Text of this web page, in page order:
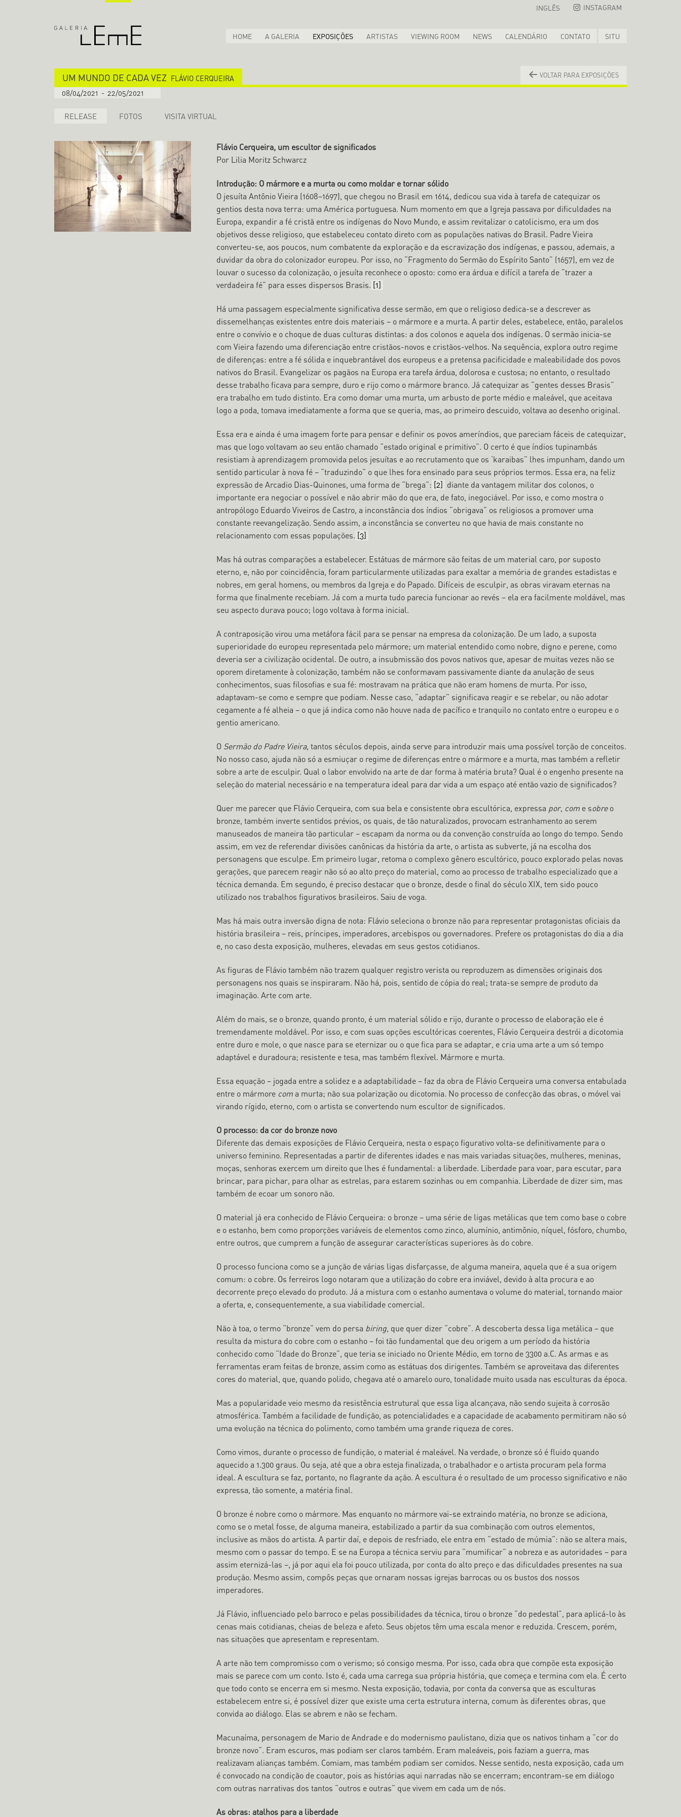
INGLÊS INSTAGRAM
HOME A GALERIA EXPOSIÇÕES ARTISTAS VIEWING ROOM NEWS CALENDÁRIO CONTATO SITU
UM MUNDO DE CADA VEZ FLÁVIO CERQUEIRA
08/04/2021 - 22/05/2021
VOLTAR PARA EXPOSIÇÕES
RELEASE FOTOS VISITA VIRTUAL
Flávio Cerqueira, um escultor de significados
Por Lilia Moritz Schwarcz
Introdução: O mármore e a murta ou como moldar e tornar sólido
O jesuíta Antônio Vieira (1608–1697), que chegou no Brasil em 1614, dedicou sua vida à tarefa de catequizar os
gentios desta nova terra: uma América portuguesa. Num momento em que a Igreja passava por dificuldades na
Europa, expandir a fé cristã entre os indígenas do Novo Mundo, e assim revitalizar o catolicismo, era um dos
objetivos desse religioso, que estabeleceu contato direto com as populações nativas do Brasil. Padre Vieira
converteu-se, aos poucos, num combatente da exploração e da escravização dos indígenas, e passou, ademais, a
duvidar da obra do colonizador europeu. Por isso, no “Fragmento do Sermão do Espírito Santo” (1657), em vez de
louvar o sucesso da colonização, o jesuíta reconhece o oposto: como era árdua e difícil a tarefa de “trazer a
verdadeira fé” para esses dispersos Brasis. [1]
Há uma passagem especialmente significativa desse sermão, em que o religioso dedica-se a descrever as
dissemelhanças existentes entre dois materiais – o mármore e a murta. A partir deles, estabelece, então, paralelos
entre o convívio e o choque de duas culturas distintas: a dos colonos e aquela dos indígenas. O sermão inicia-se
com Vieira fazendo uma diferenciação entre cristãos-novos e cristãos-velhos. Na sequência, explora outro regime
de diferenças: entre a fé sólida e inquebrantável dos europeus e a pretensa pacificidade e maleabilidade dos povos
nativos do Brasil. Evangelizar os pagãos na Europa era tarefa árdua, dolorosa e custosa; no entanto, o resultado
desse trabalho ficava para sempre, duro e rijo como o mármore branco. Já catequizar as “gentes desses Brasis”
era trabalho em tudo distinto. Era como domar uma murta, um arbusto de porte médio e maleável, que aceitava
logo a poda, tomava imediatamente a forma que se queria, mas, ao primeiro descuido, voltava ao desenho original.
Essa era e ainda é uma imagem forte para pensar e definir os povos ameríndios, que pareciam fáceis de catequizar,
mas que logo voltavam ao seu então chamado “estado original e primitivo”. O certo é que índios tupinambás
resistiam à aprendizagem promovida pelos jesuítas e ao recrutamento que os ‘karaibas” lhes impunham, dando um
sentido particular à nova fé – “traduzindo” o que lhes fora ensinado para seus próprios termos. Essa era, na feliz
expressão de Arcadio Dias-Quinones, uma forma de “brega”: [2] diante da vantagem militar dos colonos, o
importante era negociar o possível e não abrir mão do que era, de fato, inegociável. Por isso, e como mostra o
antropólogo Eduardo Viveiros de Castro, a inconstância dos índios “obrigava” os religiosos a promover uma
constante reevangelização. Sendo assim, a inconstância se converteu no que havia de mais constante no
relacionamento com essas populações. [3]
Mas há outras comparações a estabelecer. Estátuas de mármore são feitas de um material caro, por suposto
eterno, e, não por coincidência, foram particularmente utilizadas para exaltar a memória de grandes estadistas e
nobres, em geral homens, ou membros da Igreja e do Papado. Difíceis de esculpir, as obras viravam eternas na
forma que finalmente recebiam. Já com a murta tudo parecia funcionar ao revés – ela era facilmente moldável, mas
seu aspecto durava pouco; logo voltava à forma inicial.
A contraposição virou uma metáfora fácil para se pensar na empresa da colonização. De um lado, a suposta
superioridade do europeu representada pelo mármore; um material entendido como nobre, digno e perene, como
deveria ser a civilização ocidental. De outro, a insubmissão dos povos nativos que, apesar de muitas vezes não se
oporem diretamente à colonização, também não se conformavam passivamente diante da anulação de seus
conhecimentos, suas filosofias e sua fé: mostravam na prática que não eram homens de murta. Por isso,
adaptavam-se como e sempre que podiam. Nesse caso, “adaptar” significava reagir e se rebelar, ou não adotar
cegamente a fé alheia – o que já indica como não houve nada de pacífico e tranquilo no contato entre o europeu e o
gentio americano.
O Sermão do Padre Vieira, tantos séculos depois, ainda serve para introduzir mais uma possível torção de conceitos.
No nosso caso, ajuda não só a esmiuçar o regime de diferenças entre o mármore e a murta, mas também a refletir
sobre a arte de esculpir. Qual o labor envolvido na arte de dar forma à matéria bruta? Qual é o engenho presente na
seleção do material necessário e na temperatura ideal para dar vida a um espaço até então vazio de significados?
Quer me parecer que Flávio Cerqueira, com sua bela e consistente obra escultórica, expressa por, com e sobreo
bronze, também inverte sentidos prévios, os quais, de tão naturalizados, provocam estranhamento ao serem
manuseados de maneira tão particular – escapam da norma ou da convenção construída ao longo do tempo. Sendo
assim, em vez de referendar divisões canônicas da história da arte, o artista as subverte, já na escolha dos
personagens que esculpe. Em primeiro lugar, retoma o complexo gênero escultórico, pouco explorado pelas novas
gerações, que parecem reagir não só ao alto preço do material, como ao processo de trabalho especializado que a
técnica demanda. Em segundo, é preciso destacar que o bronze, desde o final do século XIX, tem sido pouco
utilizado nos trabalhos figurativos brasileiros. Saiu de voga.
Mas há mais outra inversão digna de nota: Flávio seleciona o bronze não para representar protagonistas oficiais da
história brasileira – reis, príncipes, imperadores, arcebispos ou governadores. Prefere os protagonistas do dia a dia
e, no caso desta exposição, mulheres, elevadas em seus gestos cotidianos.
As figuras de Flávio também não trazem qualquer registro verista ou reproduzem as dimensões originais dos
personagens nos quais se inspiraram. Não há, pois, sentido de cópia do real; trata-se sempre de produto da
imaginação. Arte com arte.
Além do mais, se o bronze, quando pronto, é um material sólido e rijo, durante o processo de elaboração ele é
tremendamente moldável. Por isso, e com suas opções escultóricas coerentes, Flávio Cerqueira destrói a dicotomia
entre duro e mole, o que nasce para se eternizar ou o que fica para se adaptar, e cria uma arte a um só tempo
adaptável e duradoura; resistente e tesa, mas também flexível. Mármore e murta.
Essa equação – jogada entre a solidez e a adaptabilidade – faz da obra de Flávio Cerqueira uma conversa entabulada
entre o mármore com a murta; não sua polarização ou dicotomia. No processo de confecção das obras, o móvel vai
virando rígido, eterno, com o artista se convertendo num escultor de significados.
O processo: da cor do bronze novo
Diferente das demais exposições de Flávio Cerqueira, nesta o espaço figurativo volta-se definitivamente para o
universo feminino. Representadas a partir de diferentes idades e nas mais variadas situações, mulheres, meninas,
moças, senhoras exercem um direito que lhes é fundamental: a liberdade. Liberdade para voar, para escutar, para
brincar, para pichar, para olhar as estrelas, para estarem sozinhas ou em companhia. Liberdade de dizer sim, mas
também de ecoar um sonoro não.
O material já era conhecido de Flávio Cerqueira: o bronze – uma série de ligas metálicas que tem como base o cobre
e o estanho, bem como proporções variáveis de elementos como zinco, alumínio, antimônio, níquel, fósforo, chumbo,
entre outros, que cumprem a função de assegurar características superiores às do cobre.
O processo funciona como se a junção de várias ligas disfarçasse, de alguma maneira, aquela que é a sua origem
comum: o cobre. Os ferreiros logo notaram que a utilização do cobre era inviável, devido à alta procura e ao
decorrente preço elevado do produto. Já a mistura com o estanho aumentava o volume do material, tornando maior
a oferta, e, consequentemente, a sua viabilidade comercial.
Não à toa, o termo “bronze” vem do persa biring, que quer dizer “cobre”. A descoberta dessa liga metálica – que
resulta da mistura do cobre com o estanho – foi tão fundamental que deu origem a um período da história
conhecido como “Idade do Bronze”, que teria se iniciado no Oriente Médio, em torno de 3300 a.C. As armas e as
ferramentas eram feitas de bronze, assim como as estátuas dos dirigentes. Também se aproveitava das diferentes
cores do material, que, quando polido, chegava até o amarelo ouro, tonalidade muito usada nas esculturas da época.
Mas a popularidade veio mesmo da resistência estrutural que essa liga alcançava, não sendo sujeita à corrosão
atmosférica. Também a facilidade de fundição, as potencialidades e a capacidade de acabamento permitiram não só
uma evolução na técnica do polimento, como também uma grande riqueza de cores.
Como vimos, durante o processo de fundição, o material é maleável. Na verdade, o bronze só é fluido quando
aquecido a 1.300 graus. Ou seja, até que a obra esteja finalizada, o trabalhador e o artista procuram pela forma
ideal. A escultura se faz, portanto, no flagrante da ação. A escultura é o resultado de um processo significativo e não
expressa, tão somente, a matéria final.
O bronze é nobre como o mármore. Mas enquanto no mármore vai-se extraindo matéria, no bronze se adiciona,
como se o metal fosse, de alguma maneira, estabilizado a partir da sua combinação com outros elementos,
inclusive as mãos do artista. A partir daí, e depois de resfriado, ele entra em “estado de múmia”: não se altera mais,
mesmo com o passar do tempo. E se na Europa a técnica serviu para “mumificar” a nobreza e as autoridades – para
assim eternizá-las –, já por aqui ela foi pouco utilizada, por conta do alto preço e das dificuldades presentes na sua
produção. Mesmo assim, compôs peças que ornaram nossas igrejas barrocas ou os bustos dos nossos
imperadores.
Já Flávio, influenciado pelo barroco e pelas possibilidades da técnica, tirou o bronze “do pedestal”, para aplicá-lo às
cenas mais cotidianas, cheias de beleza e afeto. Seus objetos têm uma escala menor e reduzida. Crescem, porém,
nas situações que apresentam e representam.
A arte não tem compromisso com o verismo; só consigo mesma. Por isso, cada obra que compõe esta exposição
mais se parece com um conto. Isto é, cada uma carrega sua própria história, que começa e termina com ela. É certo
que todo conto se encerra em si mesmo. Nesta exposição, todavia, por conta da conversa que as esculturas
estabelecem entre si, é possível dizer que existe uma certa estrutura interna, comum às diferentes obras, que
convida ao diálogo. Elas se abrem e não se fecham.
Macunaíma, personagem de Mario de Andrade e do modernismo paulistano, dizia que os nativos tinham a “cor do
bronze novo”. Eram escuros, mas podiam ser claros também. Eram maleáveis, pois faziam a guerra, mas
realizavam alianças também. Comiam, mas também podiam ser comidos. Nesse sentido, nesta exposição, cada um
é convocado na condição de coautor, pois as histórias aqui narradas não se encerram; encontram-se em diálogo
com outras narrativas dos tantos “outros e outras” que vivem em cada um de nós.
As obras: atalhos para a liberdade